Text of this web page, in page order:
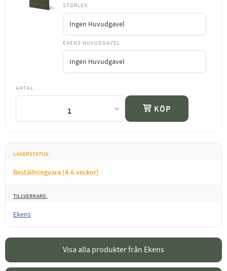
STORLEK
EKENS HUVUDGAVEL
ANTAL
KÖP
LAGERSTATUS
Beställningvara (4-6 veckor)
TILLVERKARE
Ekens
Visa alla produkter från Ekens